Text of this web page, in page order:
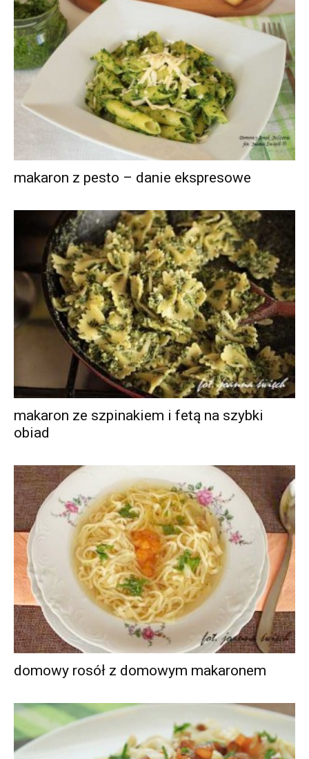
makaron z pesto – danie ekspresowe
makaron ze szpinakiem i fetą na szybki
obiad
domowy rosół z domowym makaronem